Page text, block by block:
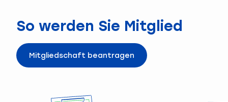
So werden Sie Mitglied
Mitgliedschaft beantragen